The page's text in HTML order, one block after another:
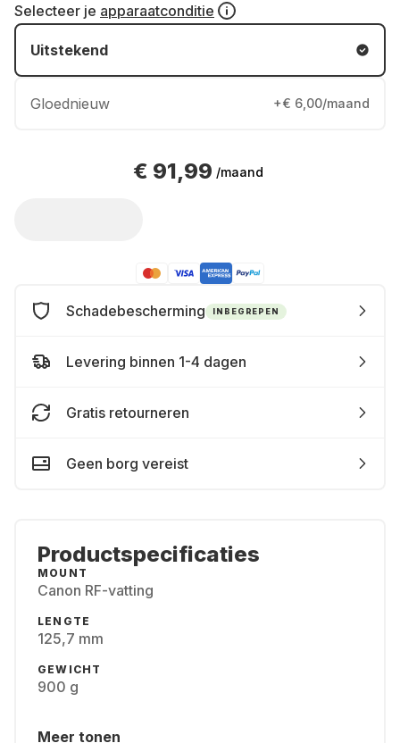
Selecteer je apparaatconditie
Uitstekend
Gloednieuw +€ 6,00/maand
€ 91,99 /maand
Schadebescherming INBEGREPEN
Levering binnen 1-4 dagen
Gratis retourneren
Geen borg vereist
Productspecificaties
MOUNT
Canon RF-vatting
LENGTE
125,7 mm
GEWICHT
900 g
Meer tonen